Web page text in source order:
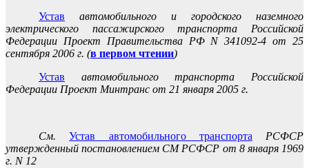
Устав
автомобильного и городского наземного
электрического пассажирского транспорта Российской
Федерации Проект Правительства РФ N 341092-4 от 25
сентября 2006 г. (в первом чтении)
Устав автомобильного транспорта Российской
Федерации Проект Минтранс от 21 января 2005 г.
См.Устав автомобильного транспортаРСФСР
утвержденный постановлением СМ РСФСР от 8 января 1969
г. N 12